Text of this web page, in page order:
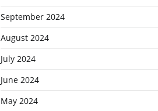
September 2024
August 2024
July 2024
June 2024
May 2024